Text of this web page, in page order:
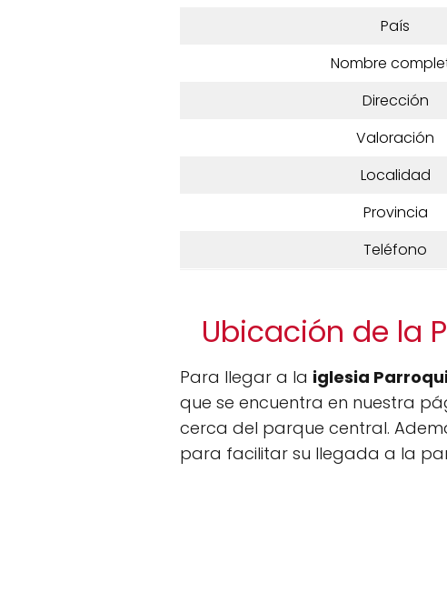
País
Nombre
Dirección
Valoración
Localidad
Provincia
Teléfono
Ubicación de la
Para llegar a la iglesia
que se encuentra en nuestra
cerca del parque central.
para facilitar su llegada a la